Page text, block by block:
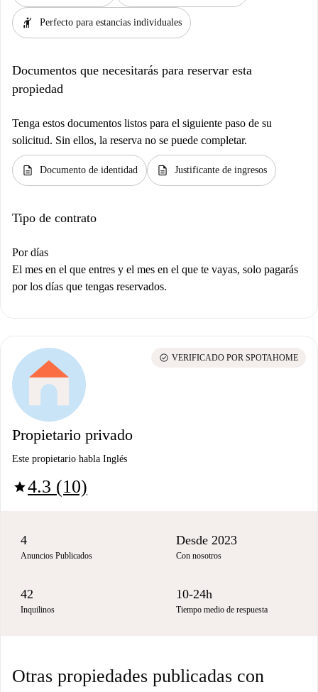
hail Perfecto para estancias individuales
Documentos que necesitarás para reservar esta
propiedad
Tenga estos documentos listos para el siguiente paso de su
solicitud. Sin ellos, la reserva no se puede completar.
description Documento de identidad description Justificante de ingresos
Tipo de contrato
Por días
El mes en el que entres y el mes en el que te vayas, solo pagarás
por los días que tengas reservados.
Propietario privado
Este propietario habla Inglés
star4.3 (10)
check_circle VERIFICADO POR SPOTAHOME
4
Anuncios Publicados
Desde 2023
Con nosotros
42
Inquilinos
10-24h
Tiempo medio de respuesta
Otras propiedades publicadas con